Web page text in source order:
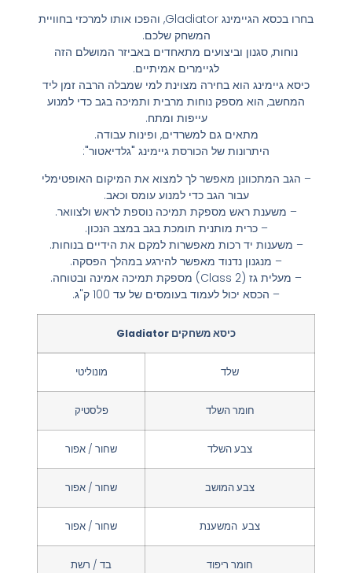
בחרו בכסא הגיימינג Gladiator, והפכו אותו למרכזי בחוויית
המשחק שלכם.
נוחות, סגנון וביצועים מתאחדים באביזר המושלם הזה
לגיימרים אמיתיים.
כיסא גיימינג הוא בחירה מצוינת למי שמבלה הרבה זמן ליד
המחשב, הוא מספק נוחות מרבית ותמיכה בגב כדי למנוע
עייפות ומתח.
מתאים גם למשרדים, ופינות עבודה.
היתרונות של הכורסת גיימינג "גלדיאטור"
:
– הגב המתכוונן מאפשר לך למצוא את המיקום האופטימלי
עבור הגב כדי למנוע עומס וכאב.
– משענת ראש מספקת תמיכה נוספת לראש ולצוואר.
– כרית מותנית תומכת בגב במצב הנכון.
– משענות יד רכות מאפשרות למקם את הידיים בנוחות.
– מנגנון נדנוד מאפשר להירגע במהלך הפסקה.
– מעלית גז (Class 2) מספקת תמיכה אמינה ובטוחה.
– הכסא יכול לעמוד בעומסים של עד 100 ק"ג.
כיסא משחקים Gladiator
שלד מונוליטי
חומר השלד פלסטיק
צבע השלד שחור / אפור
צבע המושב שחור / אפור
צבע המשענת שחור / אפור
חומר ריפוד בד / רשת